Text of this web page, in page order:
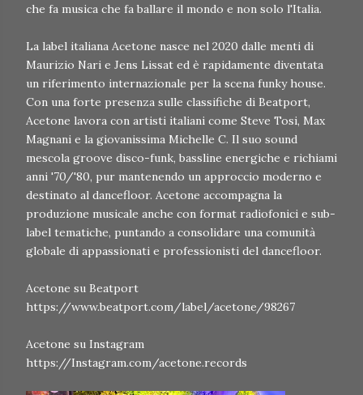
che fa musica che fa ballare il mondo e non solo l'Italia.
La label italiana Acetone nasce nel 2020 dalle menti di
Maurizio Nari e Jens Lissat ed è rapidamente diventata
un riferimento internazionale per la scena funky house.
Con una forte presenza sulle classifiche di Beatport,
Acetone lavora con artisti italiani come Steve Tosi, Max
Magnani e la giovanissima Michelle C. Il suo sound
mescola groove disco-funk, bassline energiche e richiami
anni '70/'80, pur mantenendo un approccio moderno e
destinato al dancefloor. Acetone accompagna la
produzione musicale anche con format radiofonici e sub-
label tematiche, puntando a consolidare una comunità
globale di appassionati e professionisti del dancefloor.
Acetone su Beatport
https://www.beatport.com/label/acetone/98267
Acetone su Instagram
https://Instagram.com/acetone.records